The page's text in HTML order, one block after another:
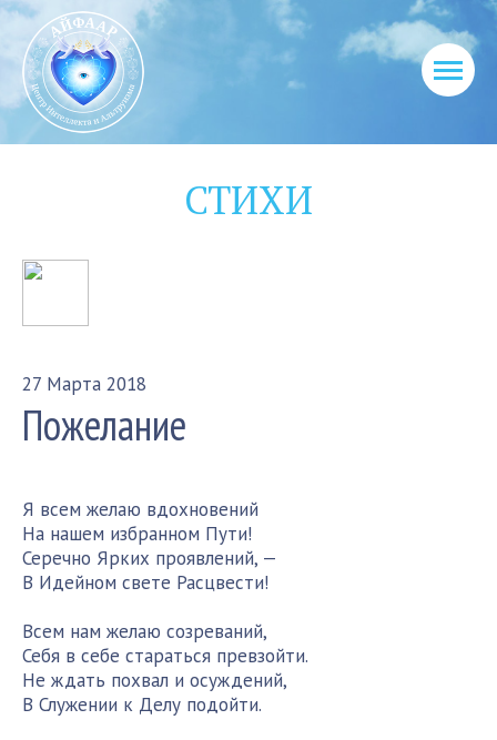
СТИХИ
27 Марта 2018
Пожелание
Я всем желаю вдохновений
На нашем избранном Пути!
Серечно Ярких проявлений, —
В Идейном свете Расцвести!
Всем нам желаю созреваний,
Себя в себе стараться превзойти.
Не ждать похвал и осуждений,
В Служении к Делу подойти.